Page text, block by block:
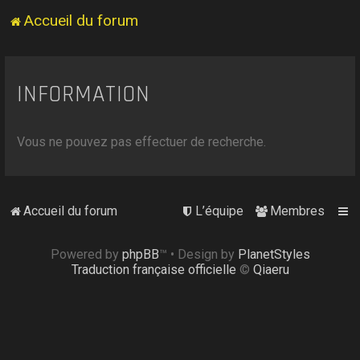
Accueil du forum
INFORMATION
Vous ne pouvez pas effectuer de recherche.
Accueil du forum Membres
L’équipe
Powered by phpBB™ • Design by PlanetStyles
Traduction française officielle © Qiaeru